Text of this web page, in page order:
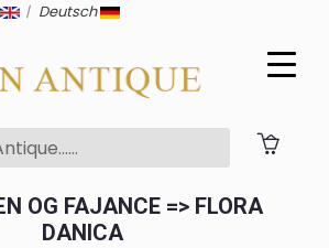
| Deutsch
OG FAJANCE => FLORA
DANICA